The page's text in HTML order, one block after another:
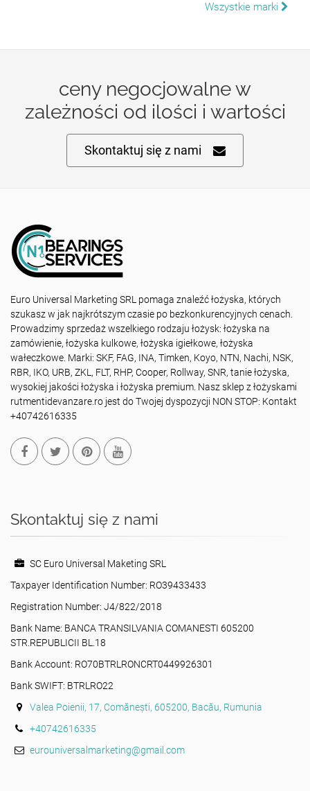
Wszystkie marki
ceny negocjowalne w
zależności od ilości i wartości
Skontaktuj się z nami
Euro Universal Marketing SRL pomaga znaleźć łożyska, których
szukasz w jak najkrótszym czasie po bezkonkurencyjnych cenach.
Prowadzimy sprzedaż wszelkiego rodzaju łożysk: łożyska na
zamówienie, łożyska kulkowe, łożyska igiełkowe, łożyska
wałeczkowe. Marki: SKF, FAG, INA, Timken, Koyo, NTN, Nachi, NSK,
RBR, IKO, URB, ZKL, FLT, RHP, Cooper, Rollway, SNR, tanie łożyska,
wysokiej jakości łożyska i łożyska premium. Nasz sklep z łożyskami
rutmentidevanzare.ro jest do Twojej dyspozycji NON STOP: Kontakt
+40742616335
Skontaktuj się z nami
SC Euro Universal Maketing SRL
Taxpayer Identification Number: RO39433433
Registration Number: J4/822/2018
Bank Name: BANCA TRANSILVANIA COMANESTI 605200
STR.REPUBLICII BL.18
Bank Account: RO70BTRLRONCRT0449926301
Bank SWIFT: BTRLRO22
Valea Poienii, 17, Comănești, 605200, Bacău, Rumunia
+40742616335
eurouniversalmarketing@gmail.com